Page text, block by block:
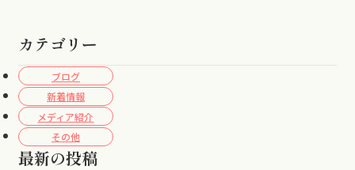
カテゴリー
ブログ
新着情報
メディア紹介
その他
最新の投稿